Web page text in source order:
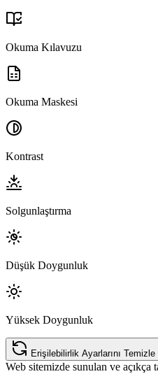
Okuma Kılavuzu
Okuma Maskesi
Kontrast
Solgunlaştırma
Düşük Doygunluk
Yüksek Doygunluk
Erişilebilirlik Ayarlarını Temizle
Web sitemizde sunulan ve